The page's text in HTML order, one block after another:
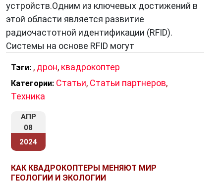
устройств.Одним из ключевых достижений в
этой области является развитие
радиочастотной идентификации (RFID).
Системы на основе RFID могут
Тэги: , дрон, квадрокоптер
Категории: Статьи, Статьи партнеров,
Техника
АПР
08
2024
КАК КВАДРОКОПТЕРЫ МЕНЯЮТ МИР
ГЕОЛОГИИ И ЭКОЛОГИИ